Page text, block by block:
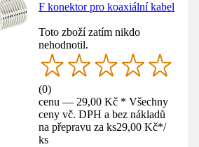
F konektor pro koaxiální kabel
Toto zboží zatím nikdo
nehodnotil.
(0)
cenu — 29,00 Kč * Všechny
ceny vč. DPH a bez nákladů
na přepravu za ks29,00 Kč*/
ks